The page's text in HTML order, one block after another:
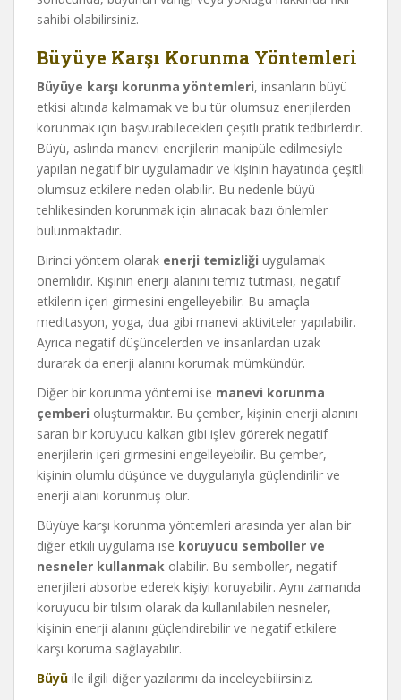
sahibi olabilirsiniz.
Büyüye Karşı Korunma Yöntemleri
Büyüye karşı korunma yöntemleri, insanların büyü
etkisi altında kalmamak ve bu tür olumsuz enerjilerden
korunmak için başvurabilecekleri çeşitli pratik tedbirlerdir.
Büyü, aslında manevi enerjilerin manipüle edilmesiyle
yapılan negatif bir uygulamadır ve kişinin hayatında çeşitli
olumsuz etkilere neden olabilir. Bu nedenle büyü
tehlikesinden korunmak için alınacak bazı önlemler
bulunmaktadır.
Birinci yöntem olarak enerji temizliği uygulamak
önemlidir. Kişinin enerji alanını temiz tutması, negatif
etkilerin içeri girmesini engelleyebilir. Bu amaçla
meditasyon, yoga, dua gibi manevi aktiviteler yapılabilir.
Ayrıca negatif düşüncelerden ve insanlardan uzak
durarak da enerji alanını korumak mümkündür.
Diğer bir korunma yöntemi ise manevi korunma
çemberi oluşturmaktır. Bu çember, kişinin enerji alanını
saran bir koruyucu kalkan gibi işlev görerek negatif
enerjilerin içeri girmesini engelleyebilir. Bu çember,
kişinin olumlu düşünce ve duygularıyla güçlendirilir ve
enerji alanı korunmuş olur.
Büyüye karşı korunma yöntemleri arasında yer alan bir
diğer etkili uygulama ise koruyucu semboller ve
nesneler kullanmak olabilir. Bu semboller, negatif
enerjileri absorbe ederek kişiyi koruyabilir. Aynı zamanda
koruyucu bir tılsım olarak da kullanılabilen nesneler,
kişinin enerji alanını güçlendirebilir ve negatif etkilere
karşı koruma sağlayabilir.
Büyü ile ilgili diğer yazılarımı da inceleyebilirsiniz.